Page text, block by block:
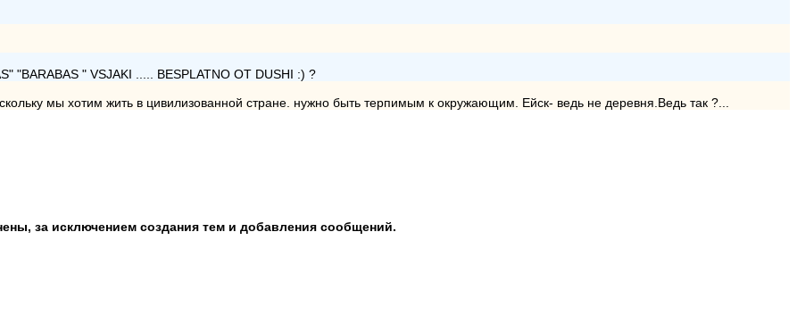
"BARABAS " VSJAKI ..... BESPLATNO OT DUSHI :) ?
мы хотим жить в цивилизованной стране. нужно быть терпимым к окружающим. Ейск- ведь не деревня.Ведь так ?...
за исключением создания тем и добавления сообщений.